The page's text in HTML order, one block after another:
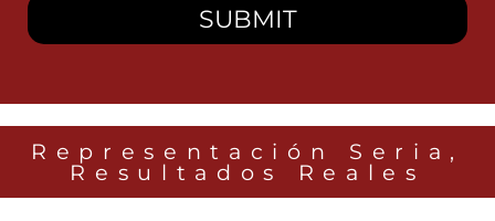
Representación Seria,
Resultados Reales